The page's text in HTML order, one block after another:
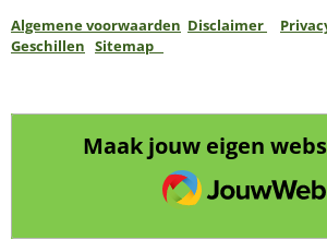
Algemene voorwaarden Disclaimer
Geschillen Sitemap
Maak jouw eigen
JouwWeb